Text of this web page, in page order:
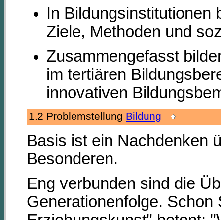
In Bildungsinstitutionen
Ziele, Methoden und
Zusammengefasst
im tertiären
innovativen
1.2 Problemstellung Bildung
Basis ist ein Nachdenken
Besonderen.
Eng verbunden sind die
Generationenfolge.